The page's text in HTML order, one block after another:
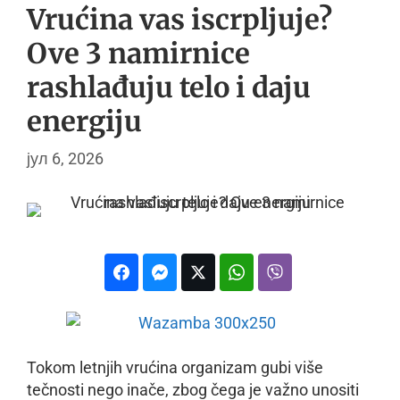
Vrućina vas iscrpljuje?
Ove 3 namirnice
rashlađuju telo i daju
energiju
јул 6, 2026
Tokom letnjih vrućina organizam gubi više
tečnosti nego inače, zbog čega je važno unositi